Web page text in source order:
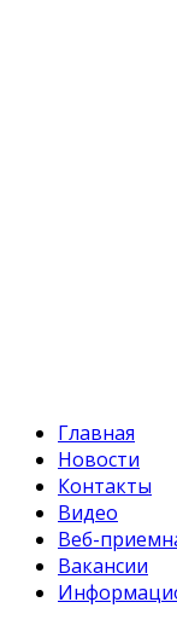
Главная
Новости
Контакты
Видео
Веб-
Вакансии